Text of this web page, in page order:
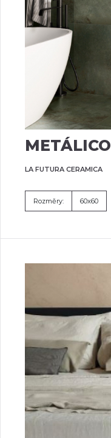
METÁLICO
LA FUTURA CERAMICA
Rozměry: 60x60